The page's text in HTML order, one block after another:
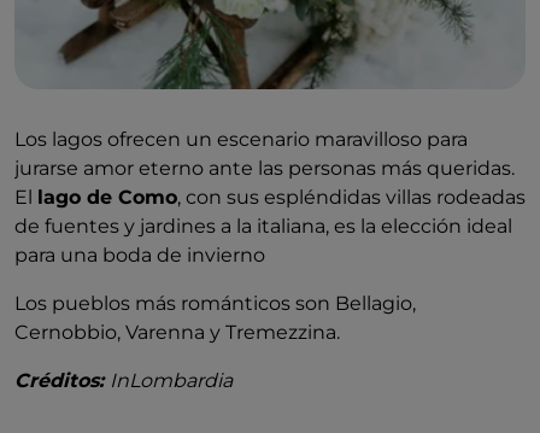
Los lagos ofrecen un escenario maravilloso para
jurarse amor eterno ante las personas más queridas.
El
lago de Como, con sus espléndidas villas rodeadas
de fuentes y jardines a la italiana, es la elección ideal
para una boda de invierno
Los pueblos más románticos son Bellagio,
Cernobbio, Varenna y Tremezzina.
Créditos: InLombardia